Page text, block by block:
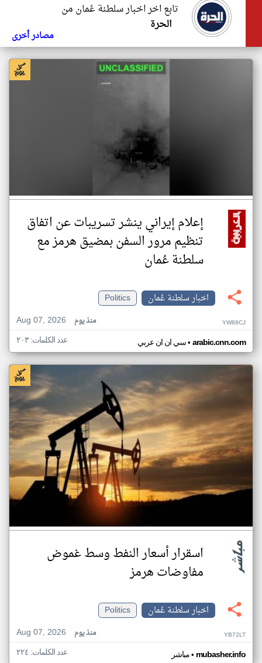
تابع اخر اخبار سلطنة عُمان من
الحرة
مصادر أخرى
إعلام إيراني ينشر تسريبات عن اتفاق
تنظيم مرور السفن بمضيق هرمز مع
سلطنة عُمان
اخبار سلطنة عُمان
Politics
Aug 07, 2026
منذ يوم YW88CJ
سي ان ان عربي• arabic.cnn.com عدد الكلمات: ٢٠٣
اسقرار أسعار النفط وسط غموض
مفاوضات هرمز
اخبار سلطنة عُمان
Politics
Aug 07, 2026
منذ يوم YB72LT
مباشر• mubasher.info عدد الكلمات: ٢٢٤